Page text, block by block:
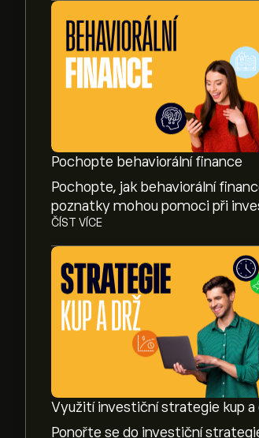
Pochopte behaviorální finance
Pochopte, jak behaviorální
poznatky mohou pomoci při
ČÍST VÍCE
Využití investiční strategie kup a
Ponořte se do investiční
Aktuální cena IJPE.L je
Dosavadní maximum iShares